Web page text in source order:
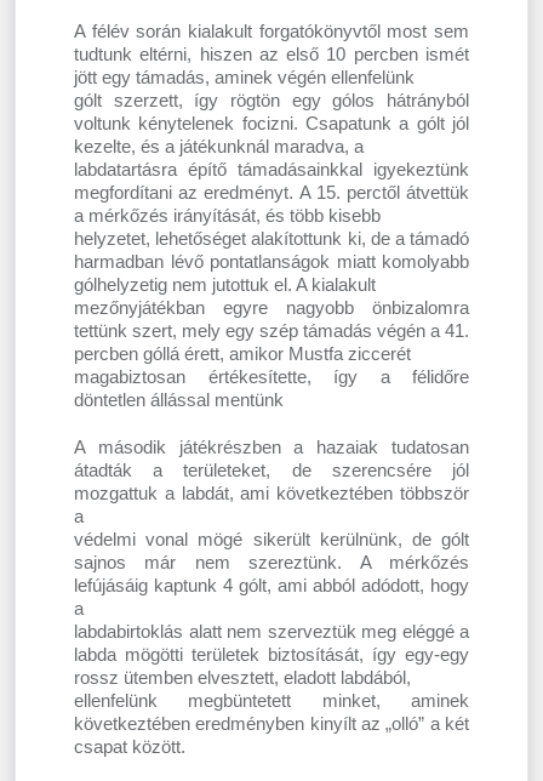
A félév során kialakult forgatókönyvtől most sem
tudtunk eltérni, hiszen az első 10 percben ismét
jött egy támadás, aminek végén ellenfelünk
gólt szerzett, így rögtön egy gólos hátrányból
voltunk kénytelenek focizni. Csapatunk a gólt jól
kezelte, és a játékunknál maradva, a
labdatartásra építő támadásainkkal igyekeztünk
megfordítani az eredményt. A 15. perctől átvettük
a mérkőzés irányítását, és több kisebb
helyzetet, lehetőséget alakítottunk ki, de a támadó
harmadban lévő pontatlanságok miatt komolyabb
gólhelyzetig nem jutottuk el. A kialakult
mezőnyjátékban egyre nagyobb önbizalomra
tettünk szert, mely egy szép támadás végén a 41.
percben góllá érett, amikor Mustfa ziccerét
magabiztosan értékesítette, így a félidőre
döntetlen állással mentünk
A második játékrészben a hazaiak tudatosan
átadták a területeket, de szerencsére jól
mozgattuk a labdát, ami következtében többször
a
védelmi vonal mögé sikerült kerülnünk, de gólt
sajnos már nem szereztünk. A mérkőzés
lefújásáig kaptunk 4 gólt, ami abból adódott, hogy
a
labdabirtoklás alatt nem szerveztük meg eléggé a
labda mögötti területek biztosítását, így egy-egy
rossz ütemben elvesztett, eladott labdából,
ellenfelünk megbüntetett minket, aminek
következtében eredményben kinyílt az „olló” a két
csapat között.